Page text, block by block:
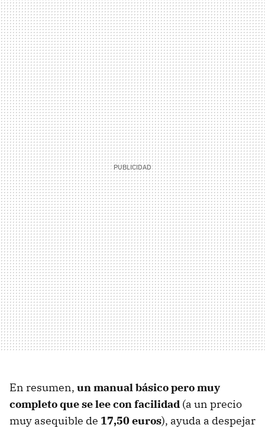
En resumen, un manual básico pero muy
completo que se lee con facilidad (a un precio
muy asequible de 17,50 euros), ayuda a despejar